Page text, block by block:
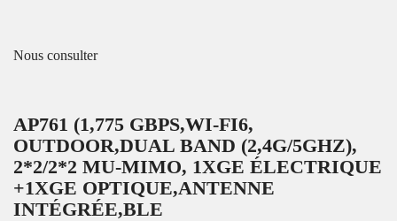
Nous consulter
AP761 (1,775 GBPS,WI-FI6,
OUTDOOR,DUAL BAND (2,4G/5GHZ),
2*2/2*2 MU-MIMO, 1XGE ÉLECTRIQUE
+1XGE OPTIQUE,ANTENNE
INTÉGRÉE,BLE